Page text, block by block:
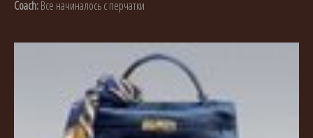
Coach:Все начиналось с перчатки